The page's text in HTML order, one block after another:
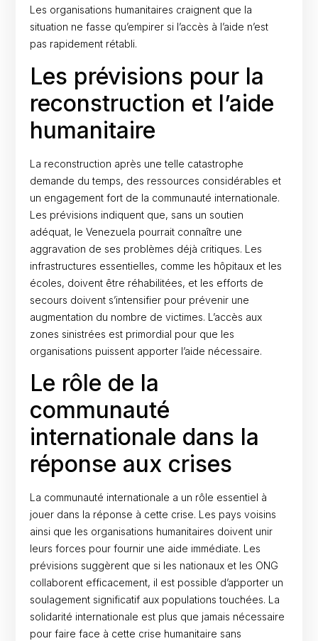
Les organisations humanitaires craignent que la
situation ne fasse qu’empirer si l’accès à l’aide n’est
pas rapidement rétabli.
Les prévisions pour la
reconstruction et l’aide
humanitaire
La reconstruction après une telle catastrophe
demande du temps, des ressources considérables et
un engagement fort de la communauté internationale.
Les prévisions indiquent que, sans un soutien
adéquat, le Venezuela pourrait connaître une
aggravation de ses problèmes déjà critiques. Les
infrastructures essentielles, comme les hôpitaux et les
écoles, doivent être réhabilitées, et les efforts de
secours doivent s’intensifier pour prévenir une
augmentation du nombre de victimes. L’accès aux
zones sinistrées est primordial pour que les
organisations puissent apporter l’aide nécessaire.
Le rôle de la
communauté
internationale dans la
réponse aux crises
La communauté internationale a un rôle essentiel à
jouer dans la réponse à cette crise. Les pays voisins
ainsi que les organisations humanitaires doivent unir
leurs forces pour fournir une aide immédiate. Les
prévisions suggèrent que si les nationaux et les ONG
collaborent efficacement, il est possible d’apporter un
soulagement significatif aux populations touchées. La
solidarité internationale est plus que jamais nécessaire
pour faire face à cette crise humanitaire sans